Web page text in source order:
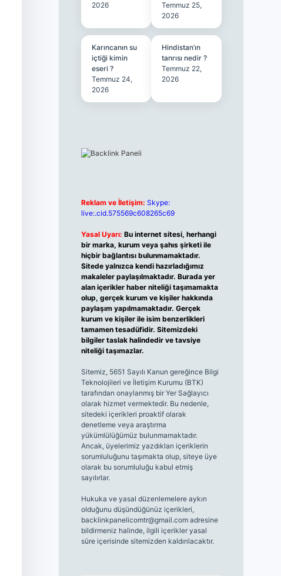
2026
Temmuz 25,
2026
Karıncanın su
içtiği kimin
eseri ?
Temmuz 24,
2026
Hindistan’ın
tanrısı nedir ?
Temmuz 22,
2026
Reklam ve İletişim: Skype:
live:.cid.575569c608265c69
Yasal Uyarı: Bu internet sitesi, herhangi
bir marka, kurum veya şahıs şirketi ile
hiçbir bağlantısı bulunmamaktadır.
Sitede yalnızca kendi hazırladığımız
makaleler paylaşılmaktadır. Burada yer
alan içerikler haber niteliği taşımamakta
olup, gerçek kurum ve kişiler hakkında
paylaşım yapılmamaktadır. Gerçek
kurum ve kişiler ile isim benzerlikleri
tamamen tesadüfidir. Sitemizdeki
bilgiler taslak halindedir ve tavsiye
niteliği taşımazlar.
Sitemiz, 5651 Sayılı Kanun gereğince Bilgi
Teknolojileri ve İletişim Kurumu (BTK)
tarafından onaylanmış bir Yer Sağlayıcı
olarak hizmet vermektedir. Bu nedenle,
sitedeki içerikleri proaktif olarak
denetleme veya araştırma
yükümlülüğümüz bulunmamaktadır.
Ancak, üyelerimiz yazdıkları içeriklerin
sorumluluğunu taşımakta olup, siteye üye
olarak bu sorumluluğu kabul etmiş
sayılırlar.
Hukuka ve yasal düzenlemelere aykırı
olduğunu düşündüğünüz içerikleri,
backlinkpanelicomtr@gmail.comadresine
bildirmeniz halinde, ilgili içerikler yasal
süre içerisinde sitemizden kaldırılacaktır.